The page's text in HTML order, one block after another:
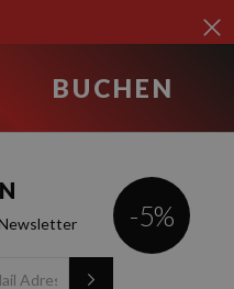
BUCHEN
-5%